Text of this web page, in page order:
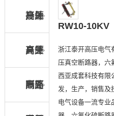
开关
接地
开关
高压
真空
断路
户外
高压
隔离
户外
高压
户外
RW10-10KV
浙江泰开高压电气
压真空断路器，六
西亚成套科技有限
发，生产，销售及
电气设备一流专业